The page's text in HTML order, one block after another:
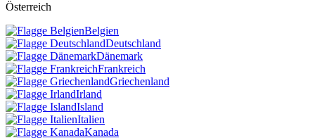
Österreich
Belgien
Deutschland
Dänemark
Frankreich
Griechenland
Irland
Island
Italien
Kanada